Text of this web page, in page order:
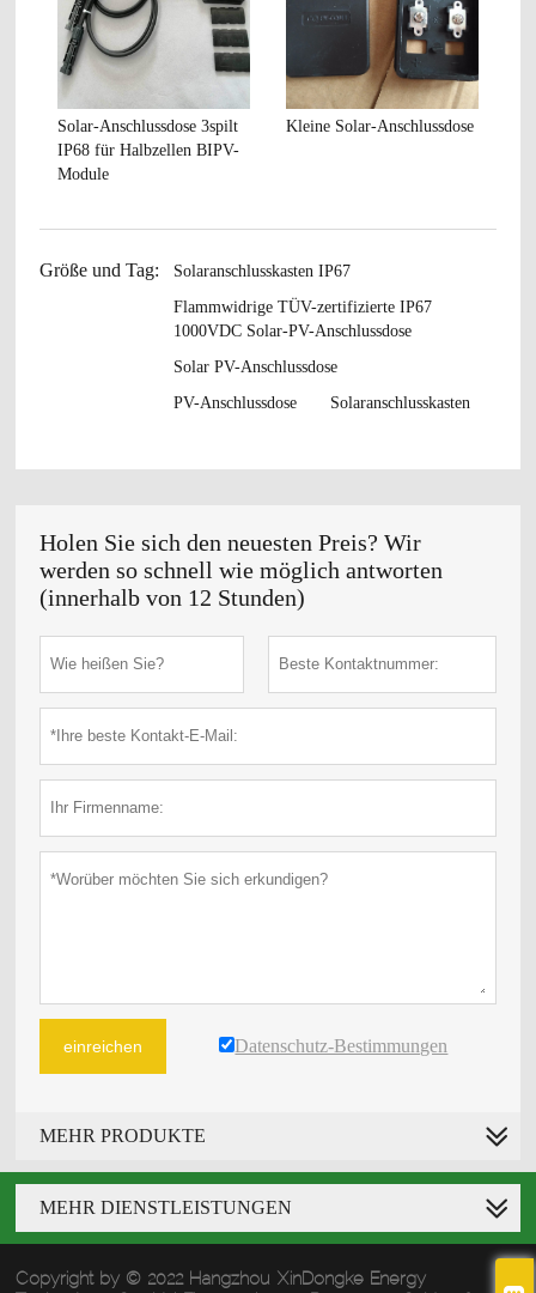
Solar-Anschlussdose 3spilt
IP68 für Halbzellen BIPV-
Module
Kleine Solar-Anschlussdose
Größe und Tag:
Solaranschlusskasten IP67
Flammwidrige TÜV-zertifizierte IP67
1000VDC Solar-PV-Anschlussdose
Solar PV-Anschlussdose
PV-Anschlussdose
Solaranschlusskasten
Holen Sie sich den neuesten Preis? Wir
werden so schnell wie möglich antworten
(innerhalb von 12 Stunden)
einreichen Datenschutz-Bestimmungen
MEHR PRODUKTE
MEHR DIENSTLEISTUNGEN
Copyright by © 2022 Hangzhou XinDongke Energy